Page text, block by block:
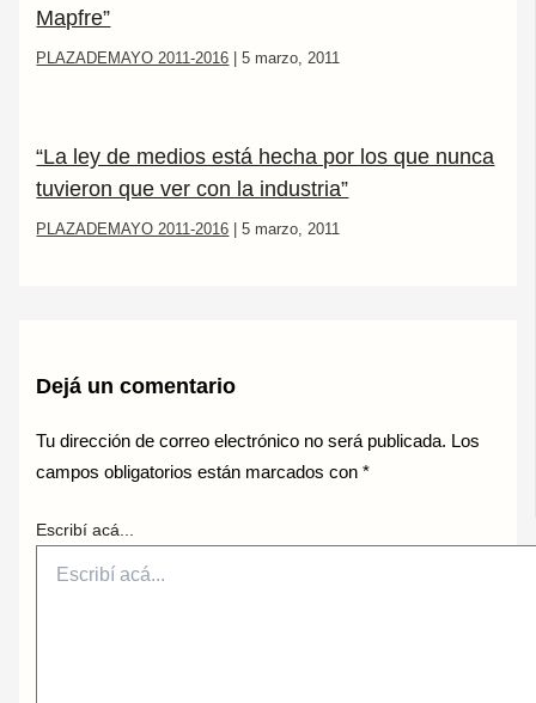
Mapfre”
PLAZADEMAYO 2011-2016 |5 marzo, 2011
“La ley de medios está hecha por los que nunca
tuvieron que ver con la industria”
PLAZADEMAYO 2011-2016 |5 marzo, 2011
Dejá un comentario
Tu dirección de correo electrónico no será publicada. Los
campos obligatorios están marcados con*
Escribí acá...